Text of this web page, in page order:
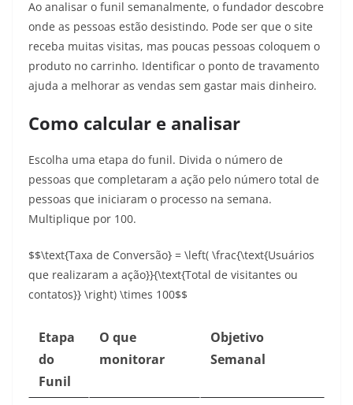
Ao analisar o funil semanalmente, o fundador descobre
onde as pessoas estão desistindo. Pode ser que o site
receba muitas visitas, mas poucas pessoas coloquem o
produto no carrinho. Identificar o ponto de travamento
ajuda a melhorar as vendas sem gastar mais dinheiro.
Como calcular e analisar
Escolha uma etapa do funil. Divida o número de
pessoas que completaram a ação pelo número total de
pessoas que iniciaram o processo na semana.
Multiplique por 100.
$$\text{Taxa de Conversão} = \left( \frac{\text{Usuários
que realizaram a ação}}{\text{Total de visitantes ou
contatos}} \right) \times 100$$
Etapa
do
Funil
O que
monitorar
Objetivo
Semanal